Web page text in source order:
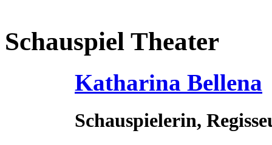
Schauspiel Theater
Katharina Bellena
Schauspielerin,